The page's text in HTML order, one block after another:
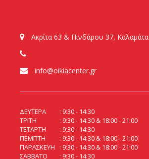
Ακρίτα 63 & Πινδάρου 37, Καλαμάτα
info@oikiacenter.gr
ΔΕΥΤΕΡΑ
9:30 - 14:30
ΤΡΙΤΗ
9:30 - 14:30 & 18:00 - 21:00
ΤΕΤΑΡΤΗ
9:30 - 14:30
ΠΕΜΠΤΗ
9:30 - 14:30 & 18:00 - 21:00
ΠΑΡΑΣΚΕΥΗ
9:30 - 14:30 & 18:00 - 21:00
ΣΑΒΒΑΤΟ
9:30 - 14:30